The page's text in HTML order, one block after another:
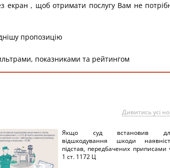
екран , щоб отримати послугу Вам не
пропозицію
показниками та рейтингом
Дивитись усі
Якщо суд встановив
відшкодування шкоди
підстав, передбачених приписами
1 ст. 1172 Ц